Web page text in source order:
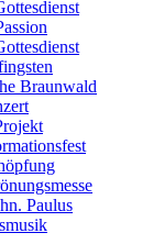
Braunwald
Paulus